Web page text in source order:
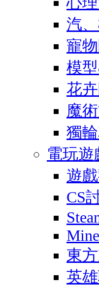
汽
寵
模
花
魔
獨
電玩遊
遊
CS
東
英